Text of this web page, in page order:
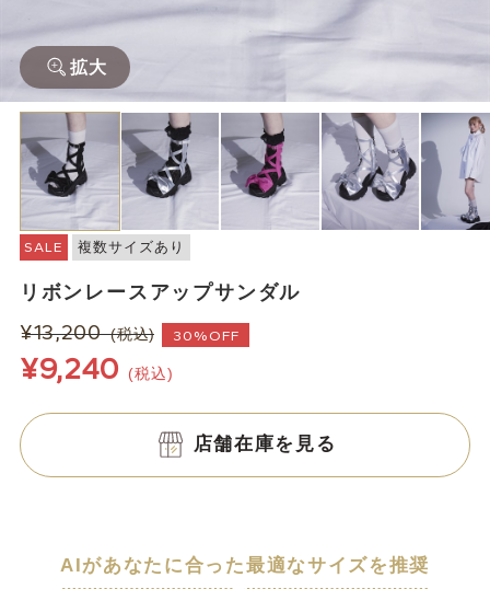
拡大
SALE 複数サイズあり
リボンレースアップサンダル
¥13,200 (税込) 30%OFF
¥9,240 (税込)
店舗在庫を見る
AIがあなたに合った最適なサイズを推奨